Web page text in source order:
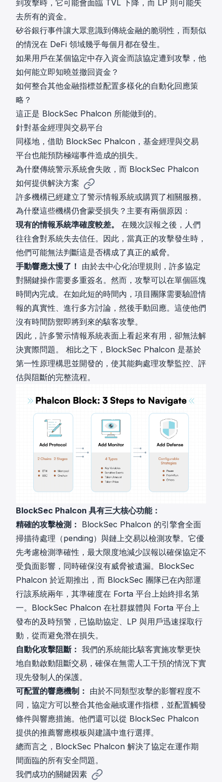
到攻擊時，它可能會面臨 TVL 下降，而 LP 則可能失
去所有的資金。
矽谷銀行事件讓大眾意識到傳統金融的脆弱性，而類似
的情況在 DeFi 領域幾乎每個月都在發生。
如果用戶在某個協定中存入資金而該協定遭到攻擊，他
如何能立即知曉並撤回資金？
如何整合其他金融指標並配置多樣化的自動化回應策
略？
這正是 BlockSec Phalcon 所能做到的。
針對基金經理與交易平台
同樣地，借助 BlockSec Phalcon，基金經理與交易
平台也能預防極端事件造成的損失。
為什麼傳統警示系統會失敗，而 BlockSec Phalcon
如何提供解決方案
許多機構已經建立了警示情報系統或購買了相關服務。
為什麼這些機構仍會蒙受損失？主要有兩個原因：
現有的情報系統準確度較差。
在幾次誤報之後，人們
往往會對系統失去信任。因此，當真正的攻擊發生時，
他們可能無法判斷這是否構成了真正的威脅。
手動響應太慢了！ 由於去中心化治理規則，許多協定
對關鍵操作需要多重簽名。然而，攻擊可以在單個區塊
時間內完成。在如此短的時間內，項目團隊需要驗證情
報的真實性、進行多方討論，然後手動回應。這使他們
沒有時間防禦即將到來的駭客攻擊。
因此，許多警示情報系統表面上看起來有用，卻無法解
決實際問題。 相比之下，BlockSec Phalcon 是基於
第一性原理構思並開發的，使其能夠處理攻擊監控、評
估與阻斷的完整流程。
BlockSec Phalcon 具有三大核心功能：
精確的攻擊檢測： BlockSec Phalcon 的引擎會全面
掃描待處理（pending）與鏈上交易以檢測攻擊。它優
先考慮檢測準確性，最大限度地減少誤報以確保協定不
受負面影響，同時確保沒有威脅被遺漏。BlockSec
Phalcon 於近期推出，而 BlockSec 團隊已在內部運
行該系統兩年，其準確度在 Forta 平台上始終排名第
一。BlockSec Phalcon 在社群媒體與 Forta 平台上
發布的及時預警，已協助協定、LP 與用戶迅速採取行
動，從而避免潛在損失。
自動化攻擊阻斷： 我們的系統能比駭客實施攻擊更快
地自動啟動阻斷交易，確保在無需人工干預的情況下實
現先發制人的保護。
可配置的響應機制： 由於不同類型攻擊的影響程度不
同，協定方可以整合其他金融或運作指標，並配置觸發
條件與響應措施。他們還可以從 BlockSec Phalcon
提供的推薦響應模板與建議中進行選擇。
總而言之，BlockSec Phalcon 解決了協定在運作期
間面臨的所有安全問題。
我們成功的關鍵因素